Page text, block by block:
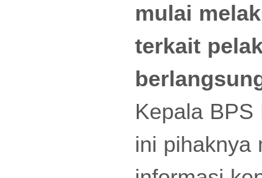
mulai
terkait
Kepala
ini pihaknya